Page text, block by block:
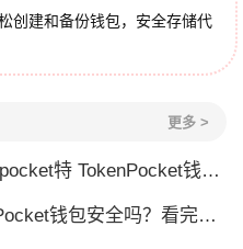
创建和备份钱包，安全存储代
更多 >
TokenPocket钱包特色功能详解，新手老手都该知道
钱包安全吗？看完这篇你就懂了